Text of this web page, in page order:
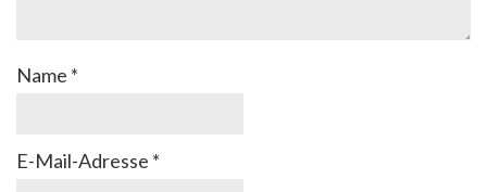
Name *
E-Mail-Adresse *